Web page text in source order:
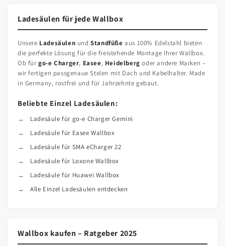
Ladesäulen für jede Wallbox
Unsere Ladesäulen undStandfüße aus 100% Edelstahl bieten
die perfekte Lösung für die freistehende Montage Ihrer Wallbox.
Ob fürgo-e Charger, Easee, Heidelberg oder andere Marken –
wir fertigen passgenaue Stelen mit Dach und Kabelhalter. Made
in Germany, rostfrei und für Jahrzehnte gebaut.
Beliebte Einzel Ladesäulen:
Ladesäule für go-e Charger Gemini
Ladesäule für Easee Wallbox
Ladesäule für SMA eCharger 22
Ladesäule für Loxone Wallbox
Ladesäule für Huawei Wallbox
Alle Einzel Ladesäulen entdecken
Wallbox kaufen – Ratgeber 2025